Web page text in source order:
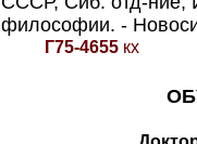
философии. -
Г75-4655кх